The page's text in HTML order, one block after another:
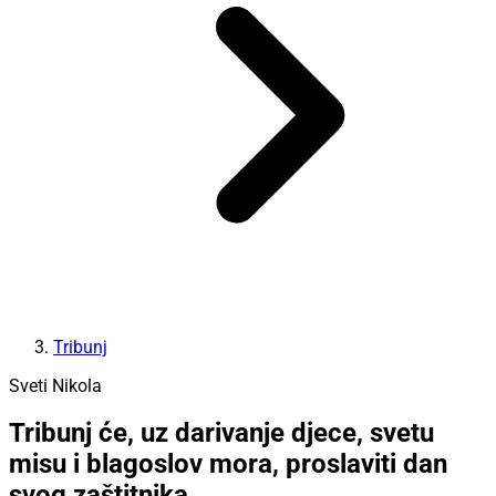
Tribunj
Sveti Nikola
Tribunj će, uz darivanje djece, svetu
misu i blagoslov mora, proslaviti dan